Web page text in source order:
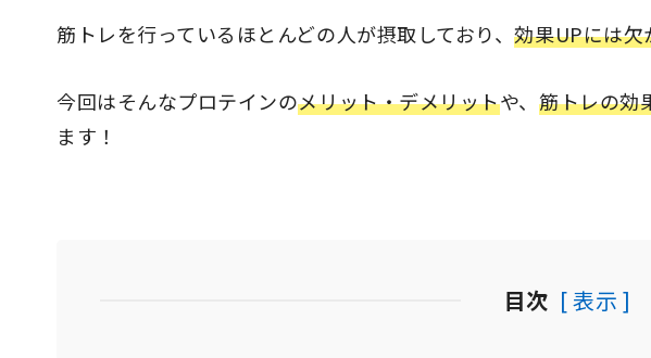
筋トレを行っているほとんどの人が摂取しており、効果UPには欠
今回はそんなプロテインのメリット・デメリットや、 筋トレの効
ます！
目次 [ 表示 ]